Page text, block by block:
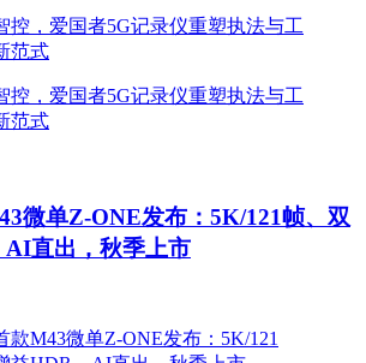
微单Z-ONE发布：5K/121帧、双
直出，秋季上市